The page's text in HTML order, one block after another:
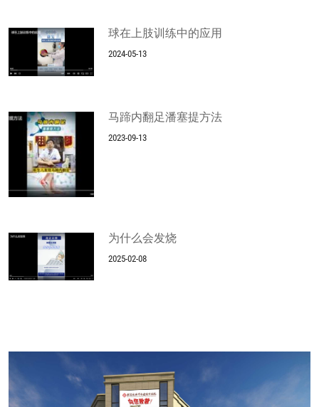
球在上肢训练中的应用
2024-05-13
马蹄内翻足潘塞提方法
2023-09-13
为什么会发烧
2025-02-08